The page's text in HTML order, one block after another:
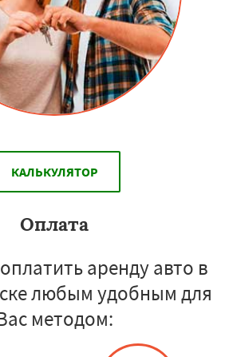
КАЛЬКУЛЯТОР
Оплата
аренду авто в
любым удобным для
методом: